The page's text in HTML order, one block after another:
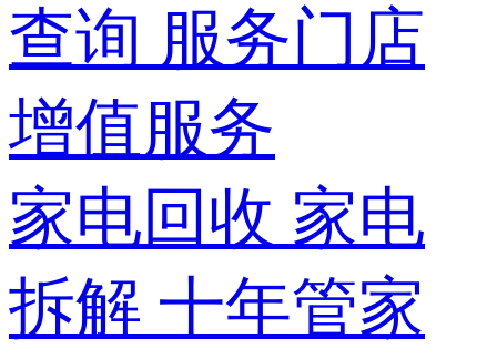
查询 服务门店
增值服务
家电回收 家电
拆解 十年管家